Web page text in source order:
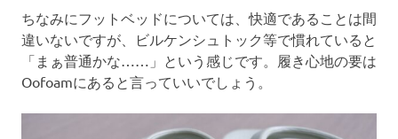
ちなみにフットベッドについては、快適であることは間
違いないですが、ビルケンシュトック等で慣れていると
「まぁ普通かな……」という感じです。履き心地の要は
Oofoamにあると言っていいでしょう。